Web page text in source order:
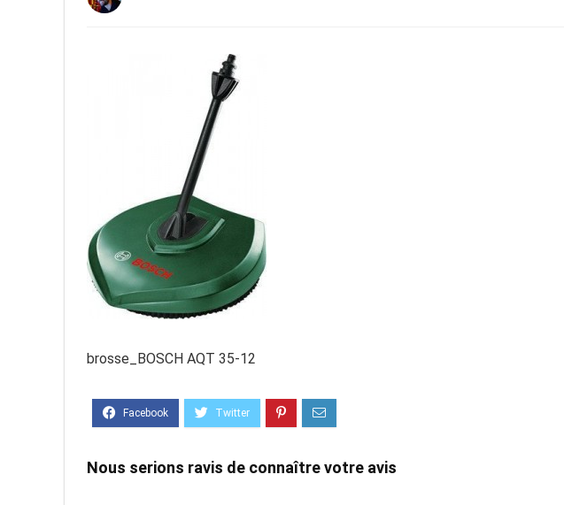
brosse_BOSCH AQT 35-12
Nous serions ravis de connaître votre avis